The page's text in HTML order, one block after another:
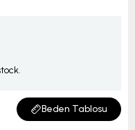
Beden Tablosu